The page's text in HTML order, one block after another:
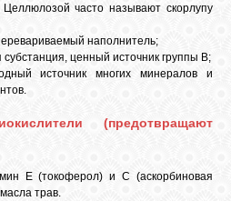
часто называют скорлупу
наполнитель;
ценный источник группы В;
источник многих минералов и
(предотвращают
Е (токоферол) и С (аскорбиновая
трав.